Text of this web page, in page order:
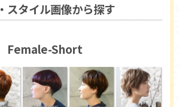
スタイル画像から探す
Female-Short